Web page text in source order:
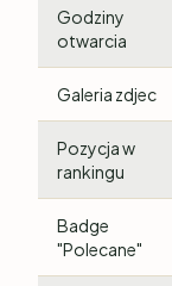
Godziny
otwarcia
Galeria zdjec
Pozycja w
rankingu
Badge
"Polecane"